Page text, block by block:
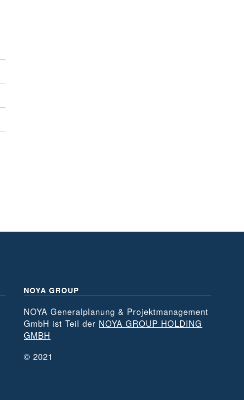
NOYA GROUP
NOYA Generalplanung & Projektmanagement
GmbH ist Teil der NOYA GROUP HOLDING
GMBH
© 2021